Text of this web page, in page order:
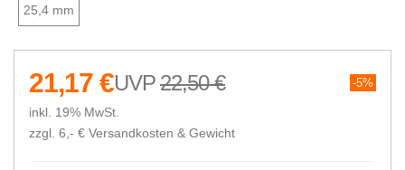
25,4 mm
22,50 € 5%
21,17 €
inkl. 19% MwSt.
zzgl. 6,- € Versandkosten & Gewicht